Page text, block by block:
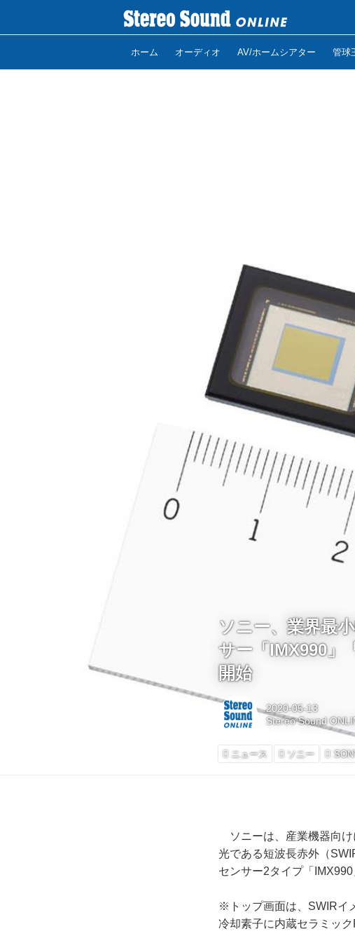
ホーム オーディオ AV/ホームシアター 管球
ソニー、業界最
サー「IMX990」
開始
2020-05-13
Stereo Sound
ニュース ソニー
ソニーは、産業機器向け
光である短波長赤外（
センサー2タイプ「
※トップ画面は、SWIRイ
冷却素子に内蔵セラミッ